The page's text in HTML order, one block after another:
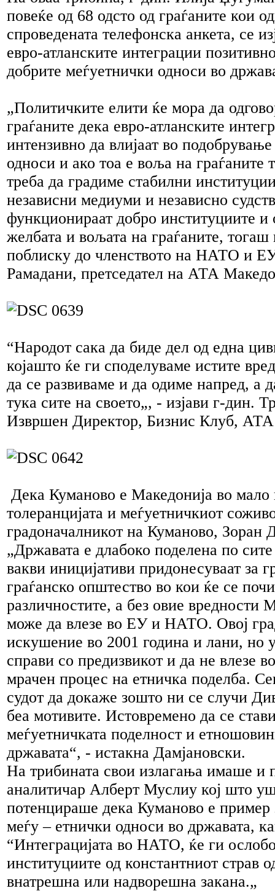
повеќе од 68 одсто од граѓаните кои
спроведената телефонска анкета, се
евро-атланските интеграции
добрите меѓуетнички односи во
„Политичките елити ќе мора да
граѓаните дека евро-атланските
интензивно да влијаат во
односи и ако тоа е воља на граѓаните
треба да градиме стабилни
независни медиуми и независно
функционираат добро институциите и
желбата и вољата на граѓаните,
поблиску до членството на НАТО и
Рамадани, претседател на АТА
“Народот сака да биде дел од една
којашто ќе ги споделуваме истите
да се развиваме и да одиме напред, а
тука сите на своето„, - изјави г-дин.
Извршен Директор, Бизнис Клуб,
Дека Куманово е Македонија во мало
толеранцијата и меѓуетничкиот
градоначалникот на Куманово, Зоран
„Државата е длабоко поделена по
вакви иницијативи придонесуваат за
граѓанско општество во кои ќе се
различностите, а без овие вредности
може да влезе во ЕУ и НАТО. Овој
искушение во 2001 година и лани, но
справи со предизвикот и да не влезе
мрачен процес на етничка поделба.
судот да докаже зошто ни се случи
беа мотивите. Истовремено да се
меѓуетничката поделност и
државата“, - истакна Дамјановски.
На трибината свои излагања имаше и
аналитичар Алберт Муслиу кој што
потенцираше дека Куманово е пример
меѓу – етнички односи во државата,
“Интеграцијата во НАТО, ќе ги
институциите од константниот страв
внатрешна или надворешна закана.„